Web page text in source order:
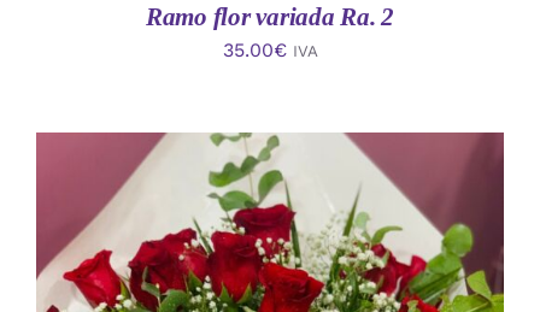
Ramo flor variada Ra. 2
35.00€ IVA